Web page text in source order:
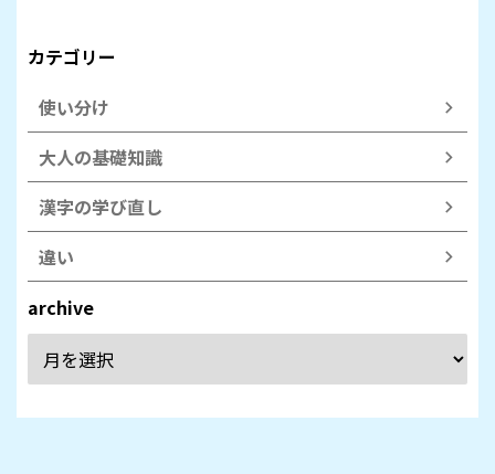
カテゴリー
使い分け
大人の基礎知識
漢字の学び直し
違い
archive